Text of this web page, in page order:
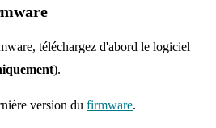
téléchargez d'abord le logiciel
).
version du firmware.